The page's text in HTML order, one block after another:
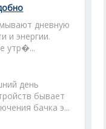
дневную
и энергии.
утр�...
день
бывает
бачка э...